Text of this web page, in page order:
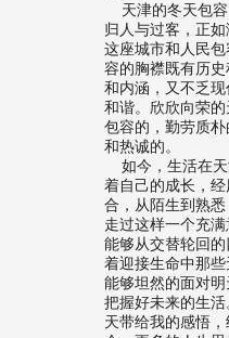
天津的冬天包容
归人与过客，正
这座城市和人民
容的胸襟既有历
和内涵，又不乏
和谐。欣欣向荣
包容的，勤劳质
和热诚的。
如今，生活在天
着自己的成长，
合，从陌生到熟
走过这样一个充
能够从交替轮回
着迎接生命中那
能够坦然的面对
把握好未来的生
天带给我的感悟